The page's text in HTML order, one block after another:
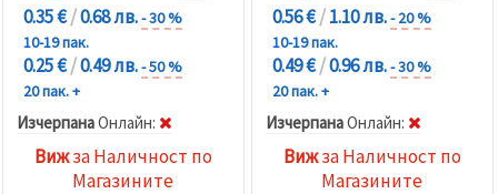
0.35 €/0.68 лв.- 30 %
10-19 пак.
0.25 €/0.49 лв.- 50 %
20 пак. +
ИзчерпанаOнлайн:
Вижза Наличност по
Магазините
0.56 €/1.10 лв.- 20 %
10-19 пак.
0.49 €/0.96 лв.- 30 %
20 пак. +
ИзчерпанаOнлайн:
Вижза Наличност по
Магазините